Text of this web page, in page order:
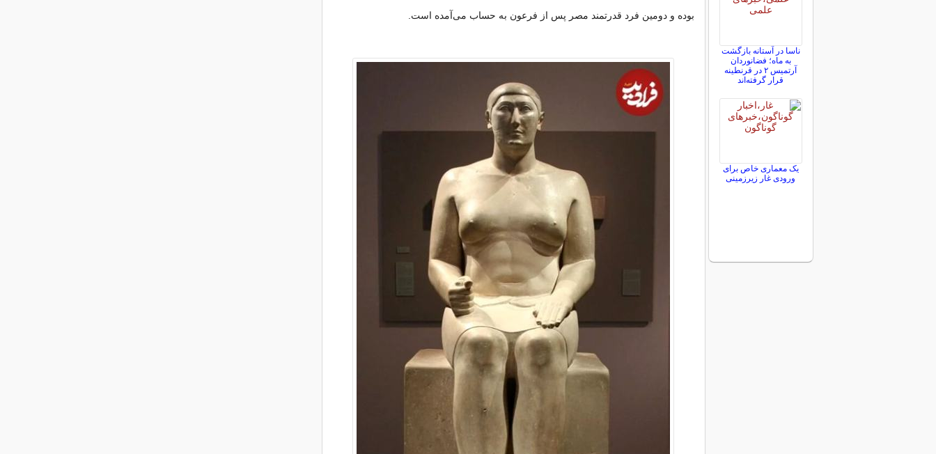
بوده و دومین فرد قدرتمند مصر پس از فرعون به حساب می‌آمده است.
ناسا در آستانه بازگشت
به ماه؛ فضانوردان
آرتمیس ۲ در قرنطینه
قرار گرفته‌اند
یک معماری خاص برای
ورودی غار زیرزمینی